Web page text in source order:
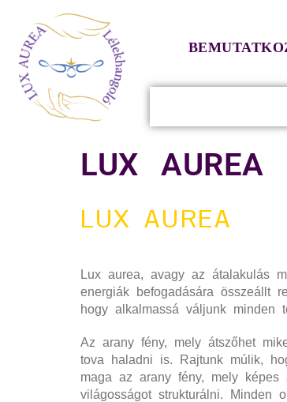
LUX AUREA
LUX AUREA
Lux aurea, avagy az átalakulás
energiák befogadására összeállt
hogy alkalmassá váljunk minden
Az arany fény, mely átszőhet
tova haladni is. Rajtunk múlik,
maga az arany fény, mely képes
világosságot strukturálni. Minden